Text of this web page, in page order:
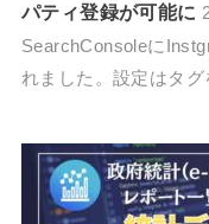
パティ登録が可能に
SearchConsoleに
れました。設定はタ